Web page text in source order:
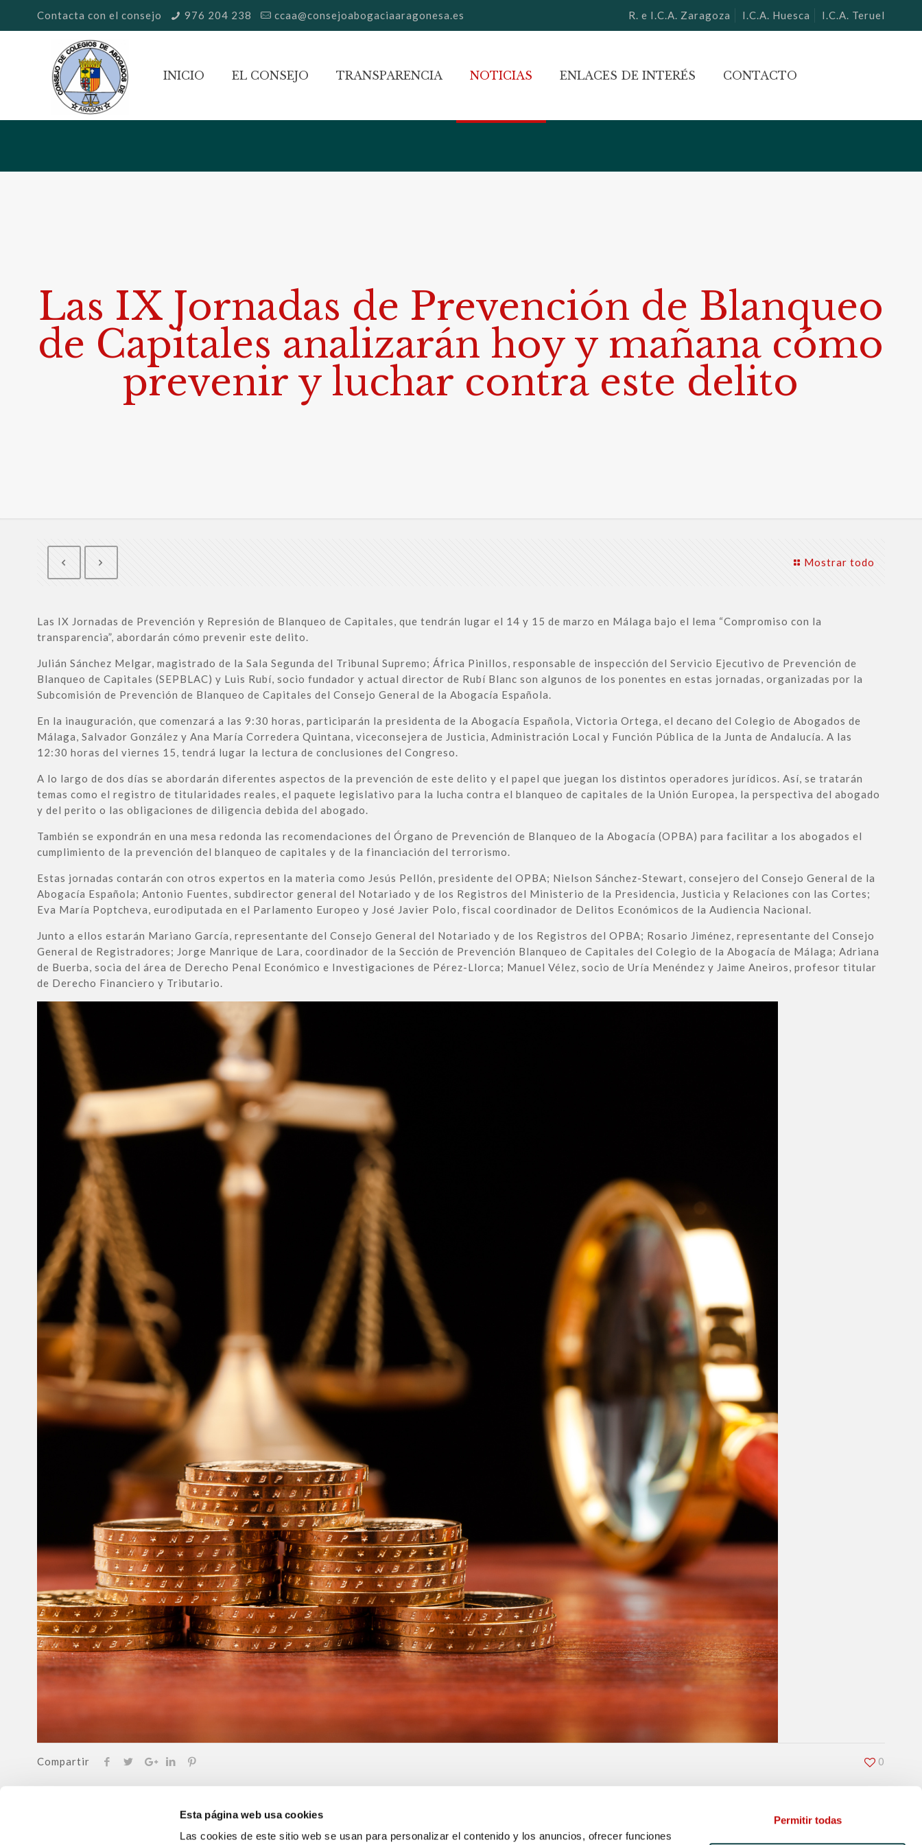
Esta página web usa cookies
Las cookies de este sitio web se usan para personalizar el contenido y los anuncios, ofrecer funciones
Permitir todas
Contacta con el consejo 976 204 238 ccaa@consejoabogaciaaragonesa.es R. e I.C.A. Zaragoza I.C.A. Huesca I.C.A. Teruel
INICIO EL CONSEJO TRANSPARENCIA NOTICIAS ENLACES DE INTERÉS CONTACTO
Las IX Jornadas de Prevención de Blanqueo
de Capitales analizarán hoy y mañana cómo
prevenir y luchar contra este delito
Mostrar todo
Las IX Jornadas de Prevención y Represión de Blanqueo de Capitales, que tendrán lugar el 14 y 15 de marzo en Málaga bajo el lema “Compromiso con la
transparencia”, abordarán cómo prevenir este delito.
Julián Sánchez Melgar, magistrado de la Sala Segunda del Tribunal Supremo; África Pinillos, responsable de inspección del Servicio Ejecutivo de Prevención de
Blanqueo de Capitales (SEPBLAC) y Luis Rubí, socio fundador y actual director de Rubí Blanc son algunos de los ponentes en estas jornadas, organizadas por la
Subcomisión de Prevención de Blanqueo de Capitales del Consejo General de la Abogacía Española.
En la inauguración, que comenzará a las 9:30 horas, participarán la presidenta de la Abogacía Española, Victoria Ortega, el decano del Colegio de Abogados de
Málaga, Salvador González y Ana María Corredera Quintana, viceconsejera de Justicia, Administración Local y Función Pública de la Junta de Andalucía. A las
12:30 horas del viernes 15, tendrá lugar la lectura de conclusiones del Congreso.
A lo largo de dos días se abordarán diferentes aspectos de la prevención de este delito y el papel que juegan los distintos operadores jurídicos. Así, se tratarán
temas como el registro de titularidades reales, el paquete legislativo para la lucha contra el blanqueo de capitales de la Unión Europea, la perspectiva del abogado
y del perito o las obligaciones de diligencia debida del abogado.
También se expondrán en una mesa redonda las recomendaciones del Órgano de Prevención de Blanqueo de la Abogacía (OPBA) para facilitar a los abogados el
cumplimiento de la prevención del blanqueo de capitales y de la financiación del terrorismo.
Estas jornadas contarán con otros expertos en la materia como Jesús Pellón, presidente del OPBA; Nielson Sánchez-Stewart, consejero del Consejo General de la
Abogacía Española; Antonio Fuentes, subdirector general del Notariado y de los Registros del Ministerio de la Presidencia, Justicia y Relaciones con las Cortes;
Eva María Poptcheva, eurodiputada en el Parlamento Europeo y José Javier Polo, fiscal coordinador de Delitos Económicos de la Audiencia Nacional.
Junto a ellos estarán Mariano García, representante del Consejo General del Notariado y de los Registros del OPBA; Rosario Jiménez, representante del Consejo
General de Registradores; Jorge Manrique de Lara, coordinador de la Sección de Prevención Blanqueo de Capitales del Colegio de la Abogacía de Málaga; Adriana
de Buerba, socia del área de Derecho Penal Económico e Investigaciones de Pérez-Llorca; Manuel Vélez, socio de Uría Menéndez y Jaime Aneiros, profesor titular
de Derecho Financiero y Tributario.
Compartir 0
Noticias relacionadas